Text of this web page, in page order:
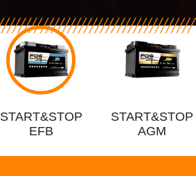
START&STOP
EFB
START&STOP
AGM